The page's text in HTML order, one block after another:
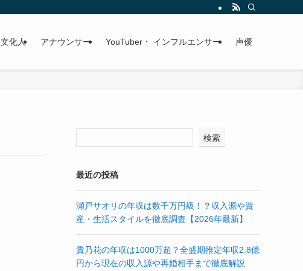
文化人 アナウンサー YouTuber・ インフルエンサー 声優
検索
最近の投稿
瀬戸サオリの年収は数千万円級！？収入源や資
産・生活スタイルを徹底調査【2026年最新】
貴乃花の年収は1000万超？全盛期推定年収2.8億
円から現在の収入源や再婚相手まで徹底解説